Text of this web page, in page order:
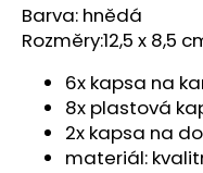
Barva: hnědá
Rozměry:12,5 x 8,5
6x kapsa na
8x plastová
2x kapsa na
materiál: